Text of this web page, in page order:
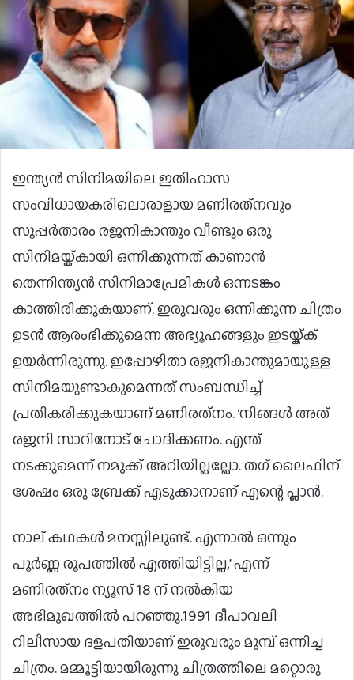
ഇന്ത്യൻ സിനിമയിലെ ഇതിഹാസ
സംവിധായകരിലൊരാളായ മണിരത്‌നവും
സൂപ്പർതാരം രജനികാന്തും വീണ്ടും ഒരു
സിനിമയ്ക്കായി ഒന്നിക്കുന്നത് കാണാൻ
തെന്നിന്ത്യൻ സിനിമാപ്രേമികൾ ഒന്നടങ്കം
കാത്തിരിക്കുകയാണ്. ഇരുവരും ഒന്നിക്കുന്ന ചിത്രം
ഉടൻ ആരംഭിക്കുമെന്ന അഭ്യൂഹങ്ങളും ഇടയ്ക്ക്
ഉയർന്നിരുന്നു. ഇപ്പോഴിതാ രജനികാന്തുമായുള്ള
സിനിമയുണ്ടാകുമെന്നത് സംബന്ധിച്ച്
പ്രതികരിക്കുകയാണ് മണിരത്‌നം. ‘നിങ്ങൾ അത്
രജനി സാറിനോട് ചോദിക്കണം. എന്ത്
നടക്കുമെന്ന് നമുക്ക് അറിയില്ലല്ലോ. തഗ് ലൈഫിന്
ശേഷം ഒരു ബ്രേക്ക് എടുക്കാനാണ് എന്റെ പ്ലാൻ.
നാല് കഥകൾ മനസ്സിലുണ്ട്. എന്നാൽ ഒന്നും
പൂർണ്ണ രൂപത്തിൽ എത്തിയിട്ടില്ല,’ എന്ന്
മണിരത്‌നം ന്യൂസ് 18 ന് നൽകിയ
അഭിമുഖത്തിൽ പറഞ്ഞു.1991 ദീപാവലി
റിലീസായ ദളപതിയാണ് ഇരുവരും മുമ്പ് ഒന്നിച്ച
ചിത്രം. മമ്മൂട്ടിയായിരുന്നു ചിത്രത്തിലെ മറ്റൊരു